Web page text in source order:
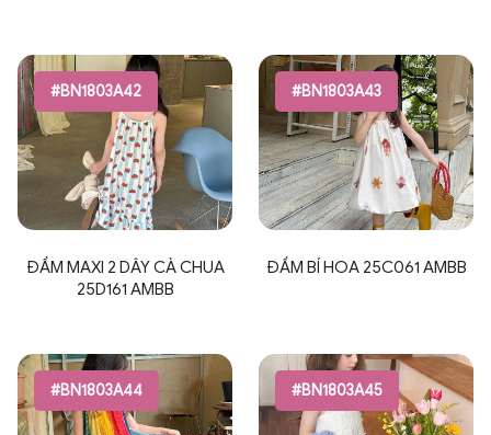
#BN1803A42
ĐẦM MAXI 2 DÂY CÀ CHUA
25D161 AMBB
#BN1803A43
ĐẦM BÍ HOA 25C061 AMBB
#BN1803A44 #BN1803A45